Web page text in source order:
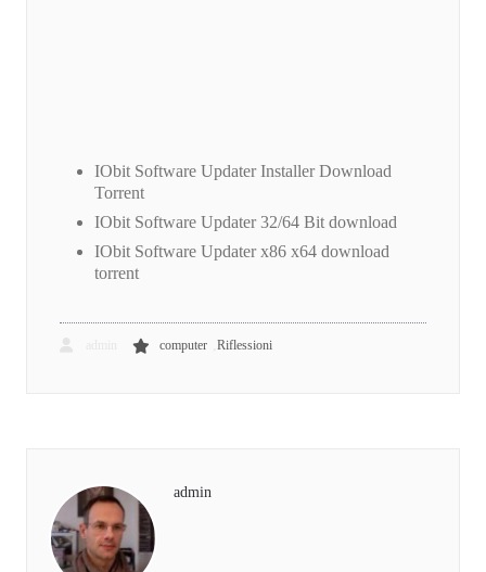
IObit Software Updater Installer Download
Torrent
IObit Software Updater 32/64 Bit download
IObit Software Updater x86 x64 download
torrent
computer Riflessioni
admin